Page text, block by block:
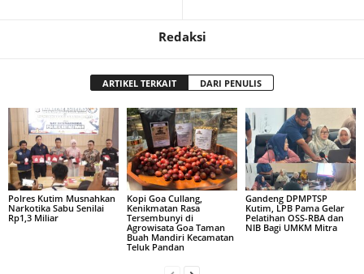
Redaksi
ARTIKEL TERKAIT DARI PENULIS
Polres Kutim Musnahkan
Narkotika Sabu Senilai
Rp1,3 Miliar
Kopi Goa Cullang,
Kenikmatan Rasa
Tersembunyi di
Agrowisata Goa Taman
Buah Mandiri Kecamatan
Teluk Pandan
Gandeng DPMPTSP
Kutim, LPB Pama Gelar
Pelatihan OSS-RBA dan
NIB Bagi UMKM Mitra